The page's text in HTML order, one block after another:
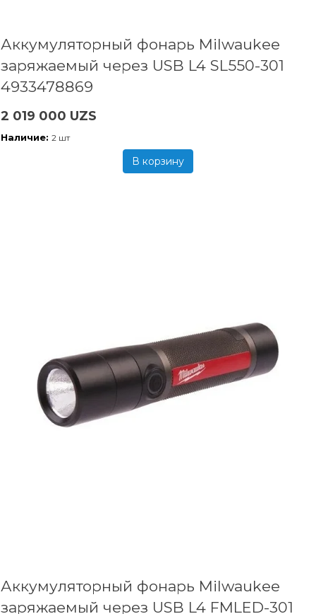
Аккумуляторный фонарь Milwaukee
заряжаемый через USB L4 SL550-301
4933478869
2 019 000 UZS
Наличие: 2 шт
В корзину
Аккумуляторный фонарь Milwaukee
заряжаемый через USB L4 FMLED-301